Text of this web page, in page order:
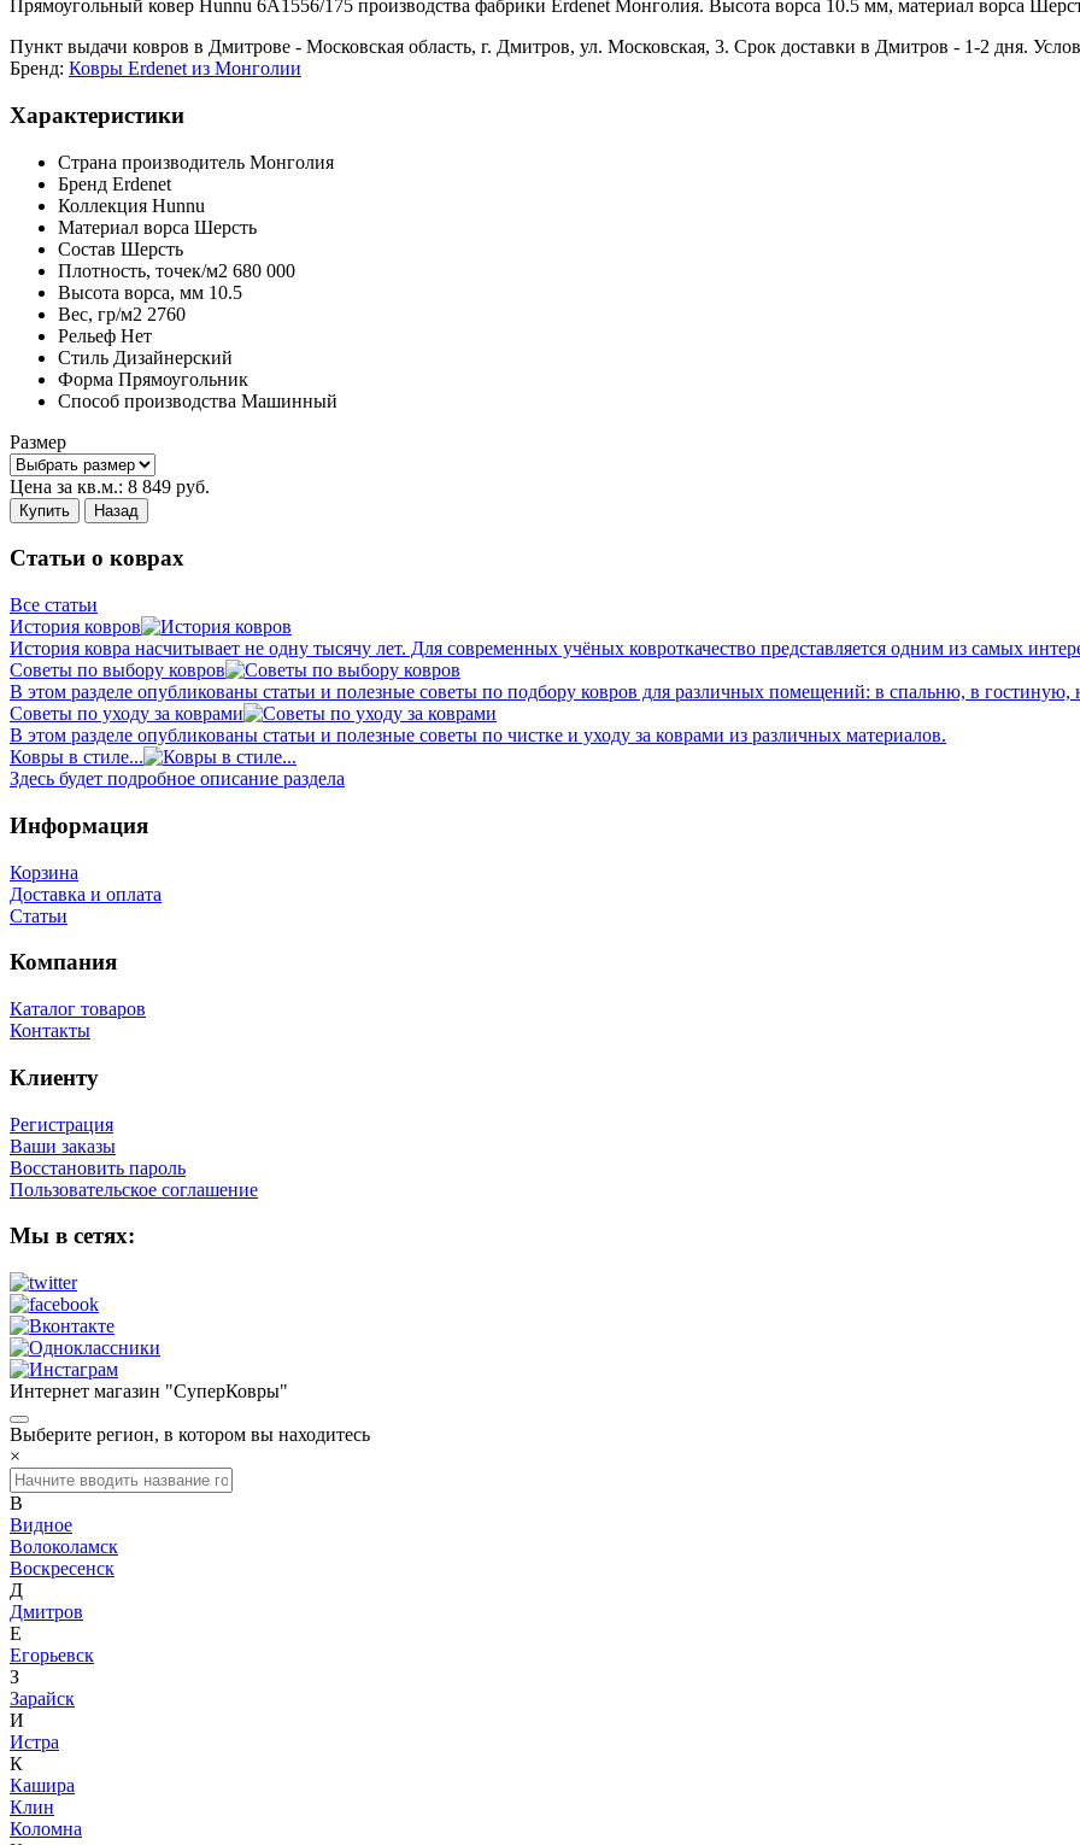
Прямоугольный ковер Hunnu 6A1556/175 производства фабрики Erdenet Монголия. Высота ворса 10.5 мм, материал ворса
Пункт выдачи ковров в Дмитрове - Московская область, г. Дмитров, ул. Московская, 3. Срок доставки в Дмитров - 1-2 дня.
Бренд: Ковры Erdenet из Монголии
Характеристики
Страна производитель Монголия
Бренд Erdenet
Коллекция Hunnu
Материал ворса Шерсть
Состав Шерсть
Плотность, точек/м2 680 000
Высота ворса, мм 10.5
Вес, гр/м2 2760
Рельеф Нет
Стиль Дизайнерский
Форма Прямоугольник
Способ производства Машинный
Размер
Цена за кв.м.: 8 849 руб.
Купить Назад
Статьи о коврах
Все статьи
История ковров
История ковра насчитывает не одну тысячу лет. Для современных учёных ковроткачество представляется одним из самых
Советы по выбору ковров
В этом разделе опубликованы статьи и полезные советы по подбору ковров для различных помещений: в спальню, в гостиную,
Советы по уходу за коврами
В этом разделе опубликованы статьи и полезные советы по чистке и уходу за коврами из различных материалов.
Ковры в стиле...
Здесь будет подробное описание раздела
Информация
Корзина
Доставка и оплата
Статьи
Компания
Каталог товаров
Контакты
Клиенту
Регистрация
Ваши заказы
Восстановить пароль
Пользовательское соглашение
Мы в сетях:
Интернет магазин "СуперКовры"
Выберите регион, в котором вы находитесь
×
В
Видное
Волоколамск
Воскресенск
Д
Дмитров
Е
Егорьевск
З
Зарайск
И
Истра
К
Кашира
Клин
Коломна